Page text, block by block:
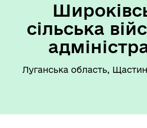
сільська
Луганська область,